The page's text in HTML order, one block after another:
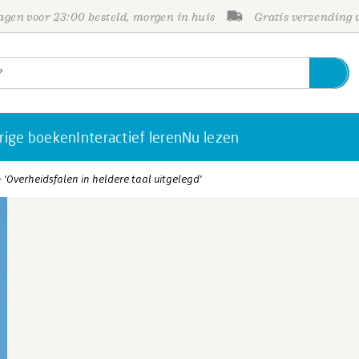
voor 23:00 besteld, morgen in huis Gratis verzending
boekenInteractief lerenNu lezen
'Overheidsfalen in heldere taal uitgelegd'